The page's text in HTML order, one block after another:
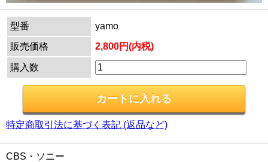
型番
yamo
販売価格
2,800円(内税)
購入数
特定商取引法に基づく表記 (返品など)
CBS・ソニー